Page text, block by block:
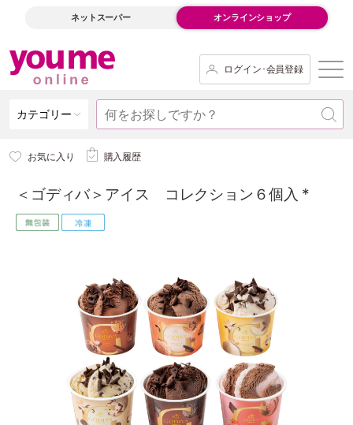
ネットスーパー オンラインショップ
ログイン･会員登録
カテゴリー
お気に入り 購入履歴
＜ゴディバ＞アイス コレクション６個入 *